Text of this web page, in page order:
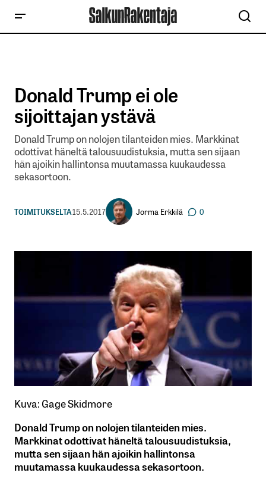
Donald Trump ei ole
sijoittajan ystävä
Donald Trump on nolojen tilanteiden mies. Markkinat
odottivat häneltä talousuudistuksia, mutta sen sijaan
hän ajoikin hallintonsa muutamassa kuukaudessa
sekasortoon.
TOIMITUKSELTA15.5.2017 Jorma Erkkilä 0
Kuva: Gage Skidmore
Donald Trump on nolojen tilanteiden mies.
Markkinat odottivat häneltä talousuudistuksia,
mutta sen sijaan hän ajoikin hallintonsa
muutamassa kuukaudessa sekasortoon.